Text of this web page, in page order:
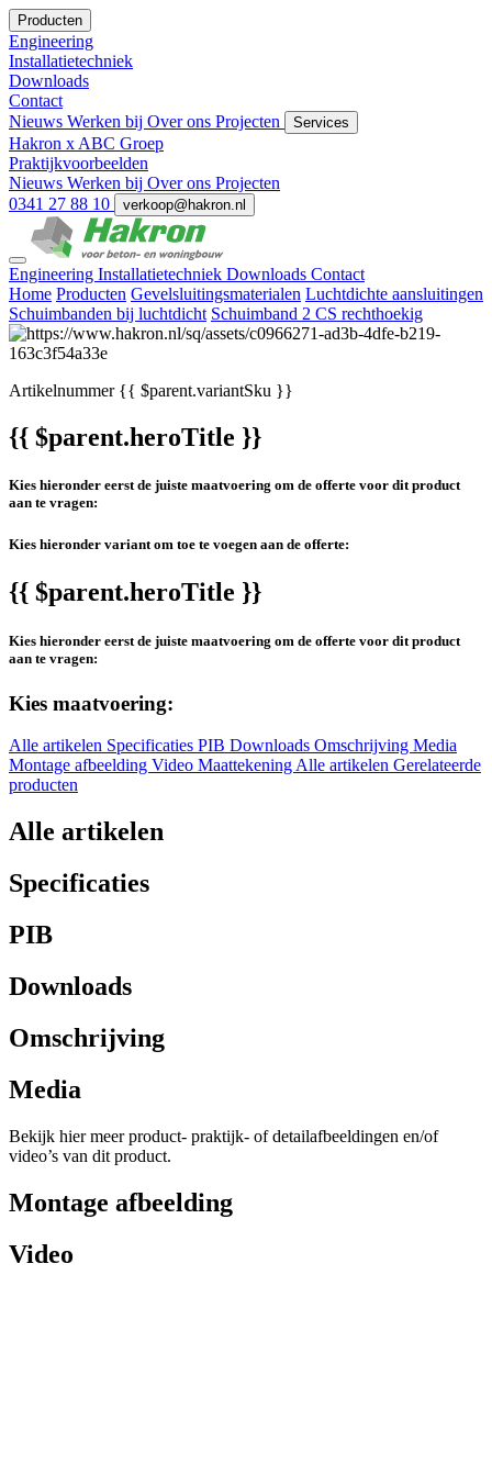
Producten
Engineering
Installatietechniek
Downloads
Contact
Nieuws Werken bij Over ons Projecten Services
Hakron x ABC Groep
Praktijkvoorbeelden
Nieuws Werken bij Over ons Projecten
0341 27 88 10
verkoop@hakron.nl
Engineering Installatietechniek Downloads Contact
Home Producten Gevelsluitingsmaterialen Luchtdichte aansluitingen
Schuimbanden bij luchtdicht Schuimband 2 CS rechthoekig
Artikelnummer{{ $parent.variantSku }}
{{ $parent.heroTitle }}
Kies hieronder eerst de juiste maatvoering om de offerte voor dit product
aan te vragen:
Kies hieronder variant om toe te voegen aan de offerte:
{{ $parent.heroTitle }}
Kies hieronder eerst de juiste maatvoering om de offerte voor dit product
aan te vragen:
Kies maatvoering:
Alle artikelen Specificaties PIB Downloads Omschrijving Media
Montage afbeelding Video MaattekeningAlle artikelen Gerelateerde
producten
Alle artikelen
Specificaties
PIB
Downloads
Omschrijving
Media
Bekijk hier meer product- praktijk- of detailafbeeldingen en/of
video’s van dit product.
Montage afbeelding
Video